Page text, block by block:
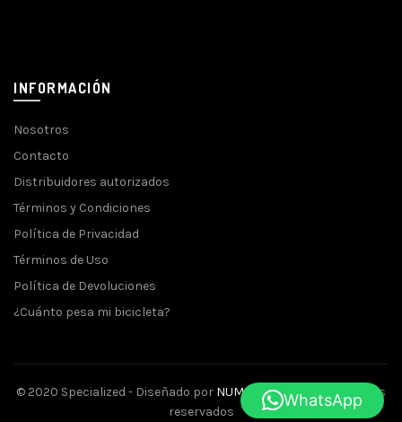
INFORMACIÓN
Nosotros
Contacto
Distribuidores autorizados
Términos y Condiciones
Política de Privacidad
Términos de Uso
Política de Devoluciones
¿Cuánto pesa mi bicicleta?
© 2020 Specialized - Diseñado por NUMINA- Todos los derechos
reservados
WhatsApp